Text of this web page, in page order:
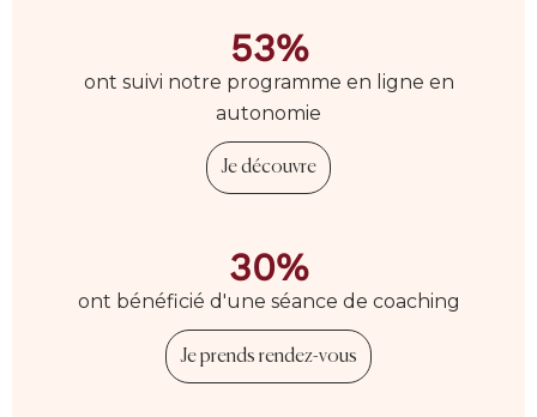
53%
ont suivi notre programme en ligne en
autonomie
Je découvre
30%
ont bénéficié d'une séance de coaching
Je prends rendez-vous